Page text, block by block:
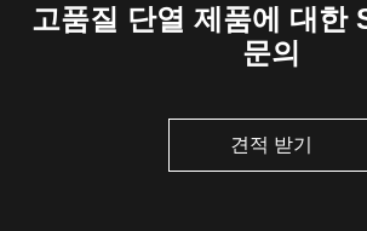
고품질 단열 제품에 대한
문의
견적 받기